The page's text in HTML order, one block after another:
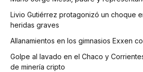
Livio Gutiérrez protagonizó un choque
heridas graves
Allanamientos en los gimnasios Exxen
Golpe al lavado en el Chaco y
de minería cripto